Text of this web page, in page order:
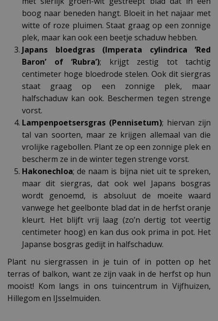
boog naar beneden hangt. Bloeit in het najaar met
witte of roze pluimen. Staat graag op een zonnige
plek, maar kan ook een beetje schaduw hebben.
Japans bloedgras (Imperata cylindrica ‘Red
Baron’ of ‘Rubra’); krijgt zestig tot tachtig
centimeter hoge bloedrode stelen. Ook dit siergras
staat graag op een zonnige plek, maar
halfschaduw kan ook. Beschermen tegen strenge
vorst.
Lampenpoetsersgras (Pennisetum); hiervan zijn
tal van soorten, maar ze krijgen allemaal van die
vrolijke ragebollen. Plant ze op een zonnige plek en
bescherm ze in de winter tegen strenge vorst.
Hakonechloa; de naam is bijna niet uit te spreken,
maar dit siergras, dat ook wel Japans bosgras
wordt genoemd, is absoluut de moeite waard
vanwege het geelbonte blad dat in de herfst oranje
kleurt. Het blijft vrij laag (zo’n dertig tot veertig
centimeter hoog) en kan dus ook prima in pot. Het
Japanse bosgras gedijt in halfschaduw.
Plant nu siergrassen in je tuin of in potten op het
terras of balkon, want ze zijn vaak in de herfst op hun
mooist! Kom langs in ons tuincentrum in Vijfhuizen,
Hillegom en IJsselmuiden.